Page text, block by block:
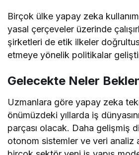
Birçok ülke yapay zeka
yasal çerçeveler üzerinde
şirketleri de etik ilkeler
etmeye yönelik politikalar
Gelecekte Neler
Uzmanlara göre yapay zeka
önümüzdeki yıllarda iş
parçası olacak. Daha gelişmiş
otonom sistemler ve veri analiz